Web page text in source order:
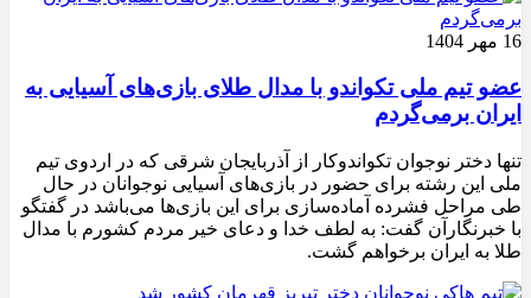
16 مهر 1404
عضو تیم ملی تکواندو با مدال طلای بازی‌های آسیایی به
ایران برمی‌گردم
تنها دختر نوجوان تکواندوکار از آذربایجان شرقی که در اردوی تیم
ملی این رشته برای حضور در بازی‌های آسیایی نوجوانان در حال
طی مراحل فشرده آماده‌سازی برای این بازی‌ها می‌باشد در گفتگو
با خبرنگارآن گفت: به لطف خدا و دعای خیر مردم کشورم با مدال
طلا به ایران برخواهم گشت.